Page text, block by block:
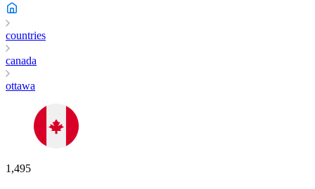
countries
canada
ottawa
1,495